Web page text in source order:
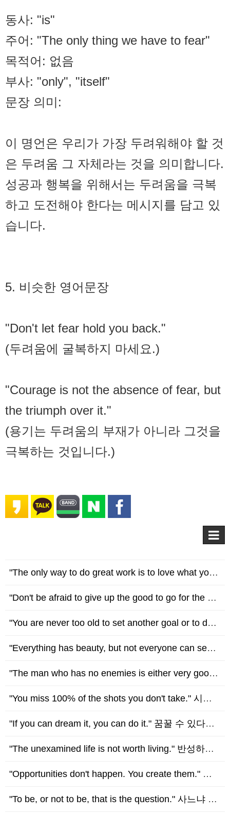
동사: "is"
주어: "The only thing we have to fear"
목적어: 없음
부사: "only", "itself"
문장 의미:
이 명언은 우리가 가장 두려워해야 할 것
은 두려움 그 자체라는 것을 의미합니다.
성공과 행복을 위해서는 두려움을 극복
하고 도전해야 한다는 메시지를 담고 있
습니다.
5. 비슷한 영어문장
"Don't let fear hold you back."
(두려움에 굴복하지 마세요.)
"Courage is not the absence of fear, but
the triumph over it."
(용기는 두려움의 부재가 아니라 그것을
극복하는 것입니다.)
"The only way to do great work is to love what you do." 훌륭한 일을 하는 유일한 방법은 당신이 하는 일을 사랑하는 것이다. - Stev…
"Don't be afraid to give up the good to go for the great." 좋은 것을 포기하기를 주저하지 말고 더 훌륭한 것을 위해 노력해야 한다. …
"You are never too old to set another goal or to dream a new dream." 새로운 목표를 세우거나 꿈꾸기에 늦은 나이는 없다. - …
"Everything has beauty, but not everyone can see." 모든 것에는 아름다움이 있지만, 누구나 다 볼 수 있는 것은 아니다. - Confuciu…
"The man who has no enemies is either very good or very bad." 적이 없는 사람은 너무 좋은사람이거나, 너무 나쁜 사람이다. - Wi…
"You miss 100% of the shots you don't take." 시도하지 않으면 무조건 실패할 수 밖에 없다. - Wayne Gretzky (웨인 그레츠키)
"If you can dream it, you can do it." 꿈꿀 수 있다면, 할 수 있다. - Walt Disney (월트 디즈니)
"The unexamined life is not worth living." 반성하지 않는 인생은 살 가치가 없다. - Socrates (소크라테스)
"Opportunities don't happen. You create them." 기회는 저절로 찾아오지 않고, 스스로 만들어야 한다. - Chris Grosser (크리스 그로…
"To be, or not to be, that is the question." 사느냐 죽느냐 그것이 문제로다. - William Shakespeare (윌리엄 셰익스피어)